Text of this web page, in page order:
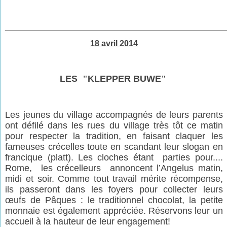
18 avril 2014
LES "KLEPPER BUWE"
Les jeunes du village accompagnés de leurs parents
ont défilé dans les rues du village très tôt ce matin
pour respecter la tradition, en faisant claquer les
fameuses crécelles toute en scandant leur slogan en
francique (platt). Les cloches étant
parties pour....
Rome,
les crécelleurs
annoncent l’Angelus matin,
midi et soir. Comme tout travail mérite récompense,
ils passeront dans les foyers pour collecter leurs
œufs de Pâques : le traditionnel chocolat, la petite
monnaie est également appréciée. Réservons leur un
accueil à la hauteur de leur engagement!